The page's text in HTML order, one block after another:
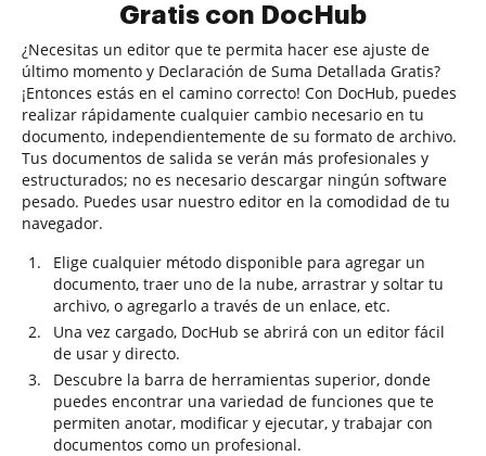
Gratis con DocHub
¿Necesitas un editor que te permita hacer ese ajuste de
último momento y Declaración de Suma Detallada Gratis?
¡Entonces estás en el camino correcto! Con DocHub, puedes
realizar rápidamente cualquier cambio necesario en tu
documento, independientemente de su formato de archivo.
Tus documentos de salida se verán más profesionales y
estructurados; no es necesario descargar ningún software
pesado. Puedes usar nuestro editor en la comodidad de tu
navegador.
Elige cualquier método disponible para agregar un
documento, traer uno de la nube, arrastrar y soltar tu
archivo, o agregarlo a través de un enlace, etc.
Una vez cargado, DocHub se abrirá con un editor fácil
de usar y directo.
Descubre la barra de herramientas superior, donde
puedes encontrar una variedad de funciones que te
permiten anotar, modificar y ejecutar, y trabajar con
documentos como un profesional.